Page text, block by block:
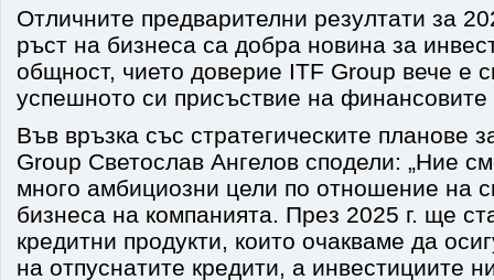
Отличните предварителни резултати за
ръст на бизнеса са добра новина за
общност, чието доверие ITF Group вече е
успешното си присъствие на
Във връзка със стратегическите планове
Group Светослав Ангелов сподели: „Ние
много амбициозни цели по отношение на
бизнеса на компанията. През 2025 г. ще
кредитни продукти, които очакваме да
на отпуснатите кредити, а инвестициите